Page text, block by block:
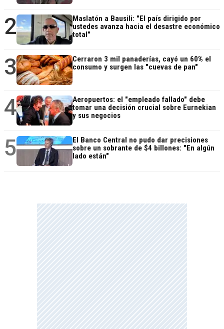
2
Maslatón a Bausili: "El país dirigido por
ustedes avanza hacia el desastre económico
total"
3
Cerraron 3 mil panaderías, cayó un 60% el
consumo y surgen las "cuevas de pan"
4
Aeropuertos: el "empleado fallado" debe
tomar una decisión crucial sobre Eurnekian
y sus negocios
5
El Banco Central no pudo dar precisiones
sobre un sobrante de $4 billones: "En algún
lado están"